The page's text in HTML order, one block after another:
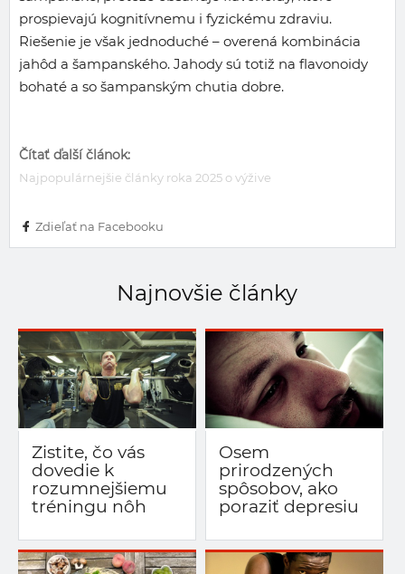
prospievajú kognitívnemu i fyzickému zdraviu.
Riešenie je však jednoduché – overená kombinácia
jahôd a šampanského. Jahody sú totiž na flavonoidy
bohaté a so šampanským chutia dobre.
Čítať ďalší článok:
Najpopulárnejšie články roka 2025 o výžive
Zdieľať na Facebooku
Najnovšie články
Zistite, čo vás
dovedie k
rozumnejšiemu
tréningu nôh
Osem
prirodzených
spôsobov, ako
poraziť depresiu